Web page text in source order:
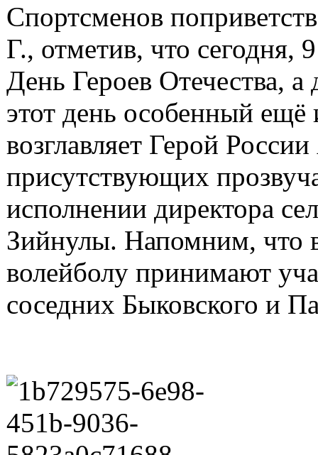
Спортсменов
Г., отметив, что сегодня,
День Героев Отечества, а
этот день особенный
возглавляет Герой
присутствующих
исполнении директора
Зийнулы. Напомним, что
волейболу принимают
соседних Быковского и